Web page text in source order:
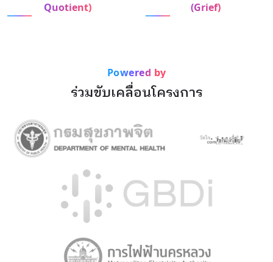
Quotient)
(Grief)
Powered by
ร่วมขับเคลื่อนโครงการ